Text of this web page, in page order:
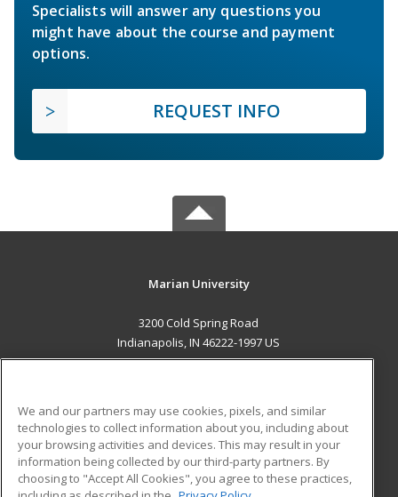
Specialists will answer any questions you
might have about the course and payment
options.
REQUEST INFO
Marian University
3200 Cold Spring Road
Indianapolis, IN 46222-1997 US
ADDITIONAL RESOURCES
Military
Financial Assistance
Student Blog
We and our partners may use cookies, pixels, and similar
technologies to collect information about you, including about
your browsing activities and devices. This may result in your
information being collected by our third-party partners. By
choosing to "Accept All Cookies", you agree to these practices,